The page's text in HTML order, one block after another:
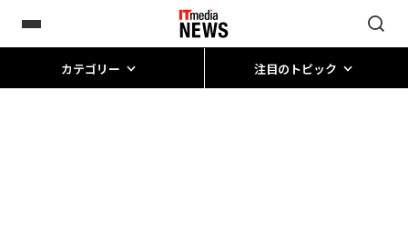
カテゴリー 注目のトピック